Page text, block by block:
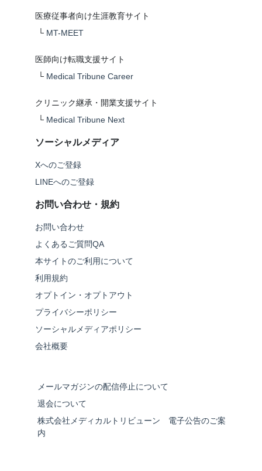
医療従事者向け生涯教育サイト
└ MT-MEET
医師向け転職支援サイト
└ Medical Tribune Career
クリニック継承・開業支援サイト
└ Medical Tribune Next
ソーシャルメディア
Xへのご登録
LINEへのご登録
お問い合わせ・規約
お問い合わせ
よくあるご質問QA
本サイトのご利用について
利用規約
オプトイン・オプトアウト
プライバシーポリシー
ソーシャルメディアポリシー
会社概要
メールマガジンの配信停止について
退会について
株式会社メディカルトリビューン 電子公告のご案
内